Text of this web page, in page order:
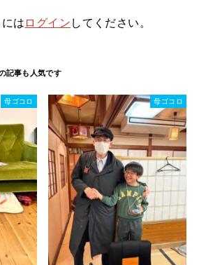
は ログイン してください。
母ゴコロ 母ゴコロ